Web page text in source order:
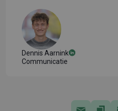
Dennis Aarnink
Communicatie